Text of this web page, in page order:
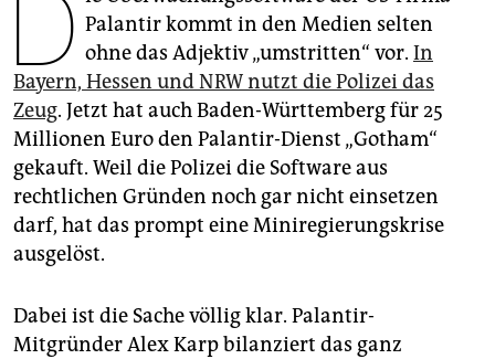
epaper login
D Palantir kommt in den Medien selten
ohne das Adjektiv „umstritten“ vor. In
Bayern, Hessen und NRW nutzt die Polizei das
Zeug. Jetzt hat auch Baden-Württemberg für 25
Millionen Euro den Palantir-Dienst „Gotham“
gekauft. Weil die Polizei die Software aus
rechtlichen Gründen noch gar nicht einsetzen
darf, hat das prompt eine Miniregierungskrise
ausgelöst.
Dabei ist die Sache völlig klar. Palantir-
Mitgründer Alex Karp bilanziert das ganz